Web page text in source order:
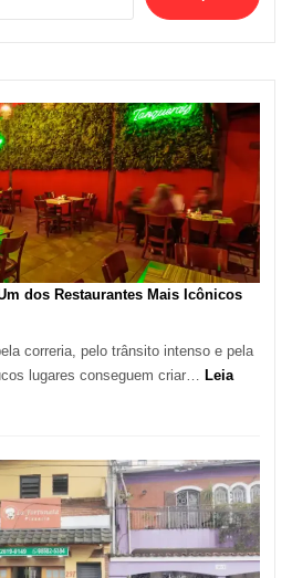
dos Restaurantes Mais Icônicos
correria, pelo trânsito intenso e pela
lugares conseguem criar… Leia